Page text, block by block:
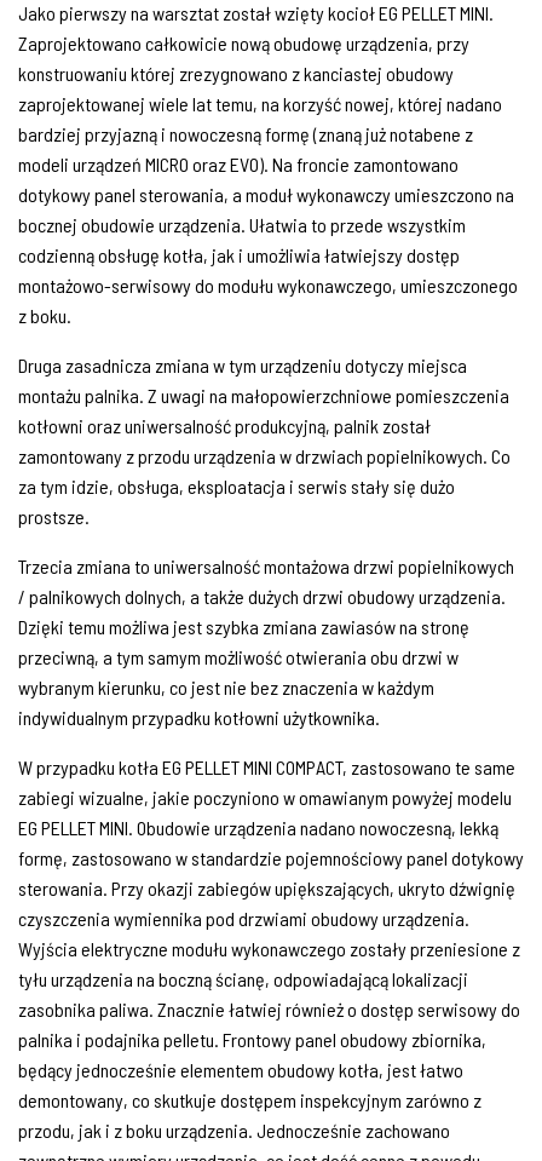
Jako pierwszy na warsztat został wzięty kocioł EG PELLET MINI.
Zaprojektowano całkowicie nową obudowę urządzenia, przy
konstruowaniu której zrezygnowano z kanciastej obudowy
zaprojektowanej wiele lat temu, na korzyść nowej, której nadano
bardziej przyjazną i nowoczesną formę (znaną już notabene z
modeli urządzeń MICRO oraz EVO). Na froncie zamontowano
dotykowy panel sterowania, a moduł wykonawczy umieszczono na
bocznej obudowie urządzenia. Ułatwia to przede wszystkim
codzienną obsługę kotła, jak i umożliwia łatwiejszy dostęp
montażowo-serwisowy do modułu wykonawczego, umieszczonego
z boku.
Druga zasadnicza zmiana w tym urządzeniu dotyczy miejsca
montażu palnika. Z uwagi na małopowierzchniowe pomieszczenia
kotłowni oraz uniwersalność produkcyjną, palnik został
zamontowany z przodu urządzenia w drzwiach popielnikowych. Co
za tym idzie, obsługa, eksploatacja i serwis stały się dużo
prostsze.
Trzecia zmiana to uniwersalność montażowa drzwi popielnikowych
/ palnikowych dolnych, a także dużych drzwi obudowy urządzenia.
Dzięki temu możliwa jest szybka zmiana zawiasów na stronę
przeciwną, a tym samym możliwość otwierania obu drzwi w
wybranym kierunku, co jest nie bez znaczenia w każdym
indywidualnym przypadku kotłowni użytkownika.
W przypadku kotła EG PELLET MINI COMPACT, zastosowano te same
zabiegi wizualne, jakie poczyniono w omawianym powyżej modelu
EG PELLET MINI. Obudowie urządzenia nadano nowoczesną, lekką
formę, zastosowano w standardzie pojemnościowy panel dotykowy
sterowania. Przy okazji zabiegów upiększających, ukryto dźwignię
czyszczenia wymiennika pod drzwiami obudowy urządzenia.
Wyjścia elektryczne modułu wykonawczego zostały przeniesione z
tyłu urządzenia na boczną ścianę, odpowiadającą lokalizacji
zasobnika paliwa. Znacznie łatwiej również o dostęp serwisowy do
palnika i podajnika pelletu. Frontowy panel obudowy zbiornika,
będący jednocześnie elementem obudowy kotła, jest łatwo
demontowany, co skutkuje dostępem inspekcyjnym zarówno z
przodu, jak i z boku urządzenia. Jednocześnie zachowano